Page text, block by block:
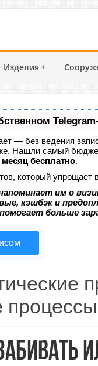
Изделия +
— без ведения
Нашли самый
бесплатно.
который упрощает
им о
кэшбэк и
больше
процессы